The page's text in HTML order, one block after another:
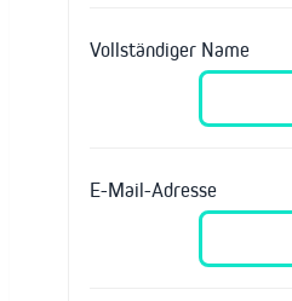
Vollständiger Name
E-Mail-Adresse